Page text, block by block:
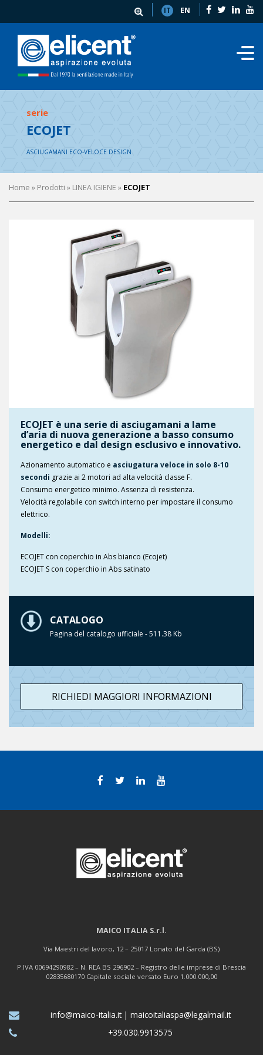
IT EN
serie
ECOJET
ASCIUGAMANI ECO-VELOCE DESIGN
Home » Prodotti » LINEA IGIENE » ECOJET
ECOJET è una serie di asciugamani a lame
d’aria di nuova generazione a basso consumo
energetico e dal design esclusivo e innovativo.
Azionamento automatico e asciugatura veloce in solo 8-10
secondi grazie ai 2 motori ad alta velocità classe F.
Consumo energetico minimo. Assenza di resistenza.
Velocità regolabile con switch interno per impostare il consumo
elettrico.
Modelli:
ECOJET con coperchio in Abs bianco (Ecojet)
ECOJET S con coperchio in Abs satinato
CATALOGO
Pagina del catalogo ufficiale - 511.38 Kb
RICHIEDI MAGGIORI INFORMAZIONI
MAICO ITALIA S.r.l.
Via Maestri del lavoro, 12 – 25017 Lonato del Garda (BS)
P.IVA 00694290982 – N. REA BS 296902 – Registro delle imprese di Brescia
02835680170 Capitale sociale versato Euro 1.000.000,00
info@maico-italia.it| maicoitaliaspa@legalmail.it
+39.030.9913575